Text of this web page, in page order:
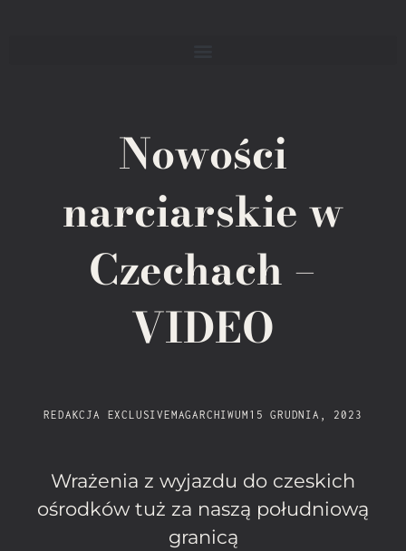
Nowości
narciarskie w
Czechach –
VIDEO
REDAKCJA EXCLUSIVEMAGARCHIWUM 15 GRUDNIA, 2023
Wrażenia z wyjazdu do czeskich
ośrodków tuż za naszą południową
granicą